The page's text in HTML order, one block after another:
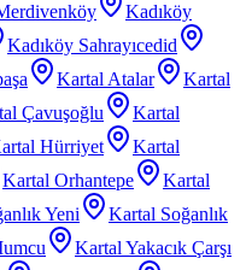
Kadıköy
Kadıköy Sahrayıcedid
Kartal Atalar
Kartal
Çavuşoğlu
Kartal
Hürriyet
Kartal
Kartal Orhantepe
Kartal
Yeni
Kartal Soğanlık
Kartal Yakacık Çarşı